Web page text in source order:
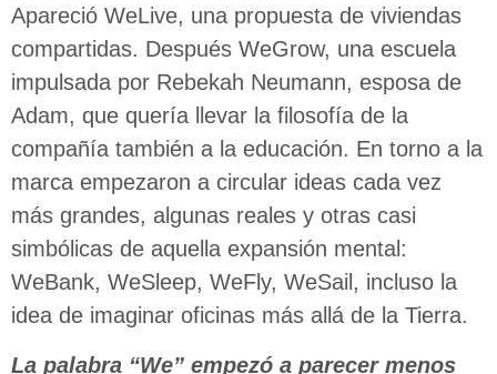
Apareció WeLive, una propuesta de viviendas
compartidas. Después WeGrow, una escuela
impulsada por Rebekah Neumann, esposa de
Adam, que quería llevar la filosofía de la
compañía también a la educación. En torno a la
marca empezaron a circular ideas cada vez
más grandes, algunas reales y otras casi
simbólicas de aquella expansión mental:
WeBank, WeSleep, WeFly, WeSail, incluso la
idea de imaginar oficinas más allá de la Tierra.
La palabra “We” empezó a parecer menos